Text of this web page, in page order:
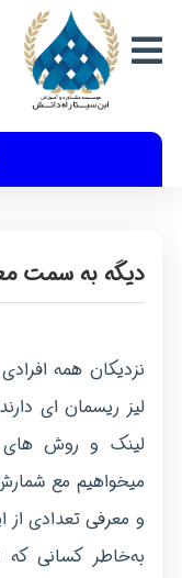
دیگه به سمت
نزدیکان همه
لیز ریسمان ای
لینک و روش های
میخواهیم مع
و معرفی تعدادی از
به‌خاطر کسانی